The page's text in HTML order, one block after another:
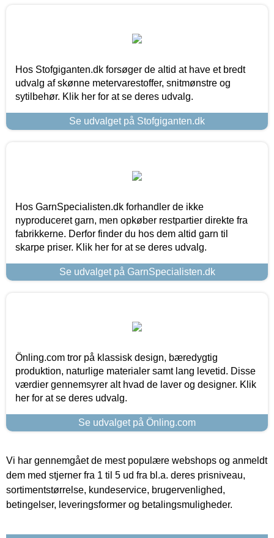
Hos Stofgiganten.dk forsøger de altid at have et bredt
udvalg af skønne metervarestoffer, snitmønstre og
sytilbehør. Klik her for at se deres udvalg.
Se udvalget på Stofgiganten.dk
Hos GarnSpecialisten.dk forhandler de ikke
nyproduceret garn, men opkøber restpartier direkte fra
fabrikkerne. Derfor finder du hos dem altid garn til
skarpe priser. Klik her for at se deres udvalg.
Se udvalget på GarnSpecialisten.dk
Önling.com tror på klassisk design, bæredygtig
produktion, naturlige materialer samt lang levetid. Disse
værdier gennemsyrer alt hvad de laver og designer. Klik
her for at se deres udvalg.
Se udvalget på Önling.com
Vi har gennemgået de mest populære webshops og anmeldt
dem med stjerner fra 1 til 5 ud fra bl.a. deres prisniveau,
sortimentstørrelse, kundeservice, brugervenlighed,
betingelser, leveringsformer og betalingsmuligheder.